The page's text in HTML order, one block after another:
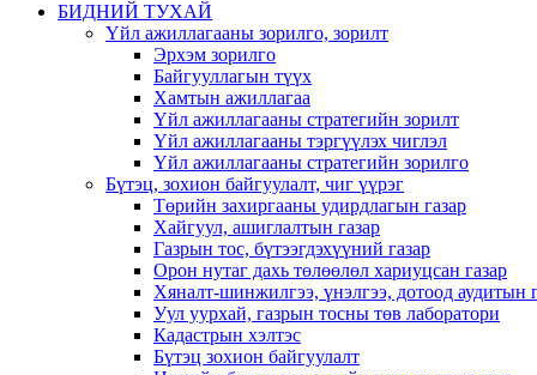
БИДНИЙ ТУХАЙ
Үйл ажиллагааны зорилго, зорилт
Эрхэм зорилго
Байгууллагын түүх
Хамтын ажиллагаа
Үйл ажиллагааны стратегийн зорилт
Үйл ажиллагааны тэргүүлэх чиглэл
Үйл ажиллагааны стратегийн зорилго
Бүтэц, зохион байгуулалт, чиг үүрэг
Төрийн захиргааны удирдлагын газар
Хайгуул, ашиглалтын газар
Газрын тос, бүтээгдэхүүний газар
Орон нутаг дахь төлөөлөл хариуцсан газар
Хяналт-шинжилгээ, үнэлгээ, дотоод аудитын
Уул уурхай, газрын тосны төв лаборатори
Кадастрын хэлтэс
Бүтэц зохион байгуулалт